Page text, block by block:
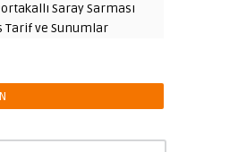
Saray Sarması
Tarif ve Sunumlar